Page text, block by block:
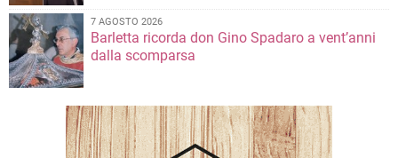
7 AGOSTO 2026
Barletta ricorda don Gino Spadaro a vent’anni
dalla scomparsa